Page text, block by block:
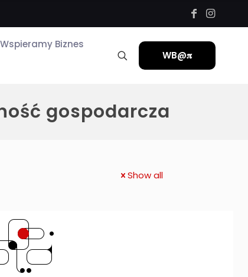
Biznes
WB@𝛑
gospodarcza
Show all